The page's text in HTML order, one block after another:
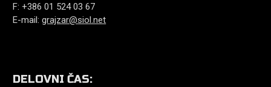
F: +386 01 524 03 67
E-mail:grajzar@siol.net
DELOVNI ČAS: